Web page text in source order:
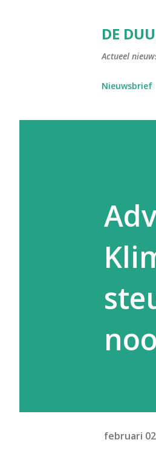
DE
Actueel
Nieuwsbrief
februari